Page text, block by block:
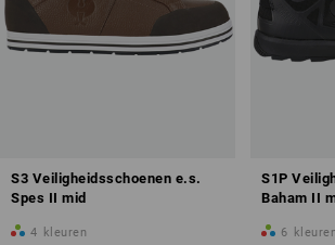
S3 Veiligheidsschoenen e.s.
Spes II mid
4 kleuren
S1P
Baham II
6 kleuren